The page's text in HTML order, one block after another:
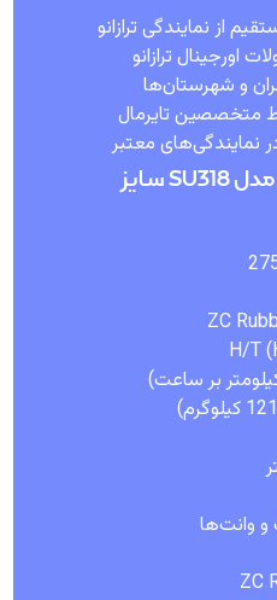
از نمایندگی ترازانو
اورجینال ترازانو
و شهرستان‌ها
متخصصین تایرمال
نمایندگی‌های معتبر
مشخصات فنی ترازانو مدل SU318 سایز
وانت‌ها